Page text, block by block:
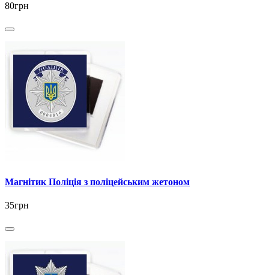
80грн
Магнітик Поліція з поліцейським жетоном
35грн